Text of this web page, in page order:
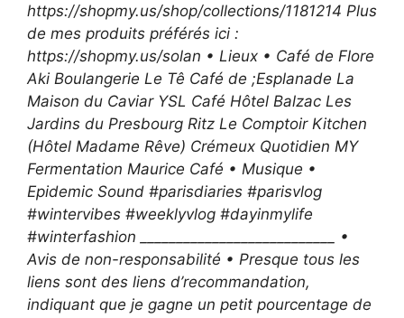
https://shopmy.us/shop/collections/1181214 Plus
de mes produits préférés ici :
https://shopmy.us/solan • Lieux • Café de Flore
Aki Boulangerie Le Tê Café de ;Esplanade La
Maison du Caviar YSL Café Hôtel Balzac Les
Jardins du Presbourg Ritz Le Comptoir Kitchen
(Hôtel Madame Rêve) Crémeux Quotidien MY
Fermentation Maurice Café • Musique •
Epidemic Sound #parisdiaries #parisvlog
#wintervibes #weeklyvlog #dayinmylife
#winterfashion ___________________________ •
Avis de non-responsabilité • Presque tous les
liens sont des liens d’recommandation,
indiquant que je gagne un petit pourcentage de